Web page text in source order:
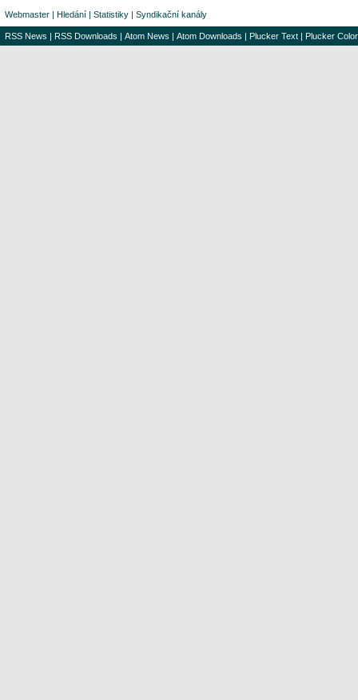
Webmaster | Hledání | Statistiky | Syndikační kanály
RSS News | RSS Downloads | Atom News | Atom Downloads | Plucker Text | Plucker Color